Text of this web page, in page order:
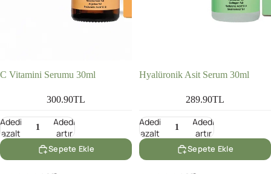
C Vitamini Serumu 30ml
300.90TL
Adedi
azalt
Adedi
artır
Sepete Ekle
Hyalüronik Asit Serum 30ml
289.90TL
Adedi
azalt
Adedi
artır
Sepete Ekle